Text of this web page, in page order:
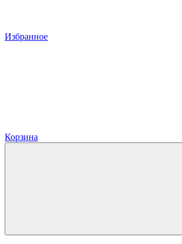
Избранное
Корзина